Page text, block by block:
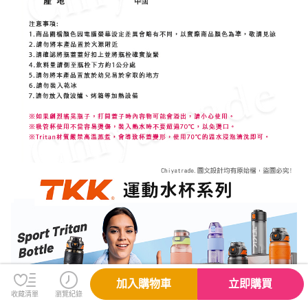
收藏清單 瀏覽紀錄
加入購物車 立即購買